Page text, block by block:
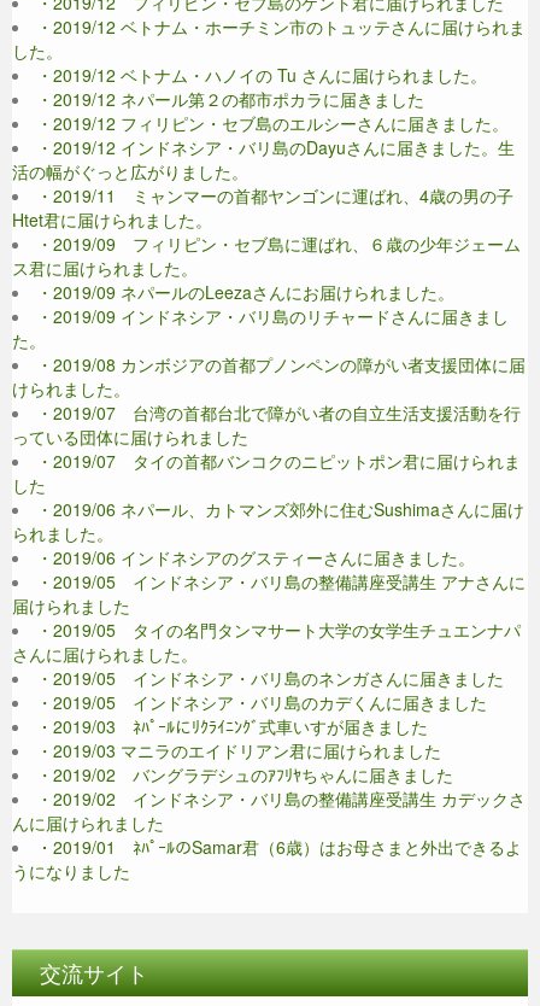
・2019/12 ベトナム・ホーチミン市のトュッテさんに届けられま
した。
・2019/12 ベトナム・ハノイの Tu さんに届けられました。
・2019/12 ネパール第２の都市ポカラに届きました
・2019/12 フィリピン・セブ島のエルシーさんに届きました。
・2019/12 インドネシア・バリ島のDayuさんに届きました。生
活の幅がぐっと広がりました。
・2019/11 ミャンマーの首都ヤンゴンに運ばれ、4歳の男の子
Htet君に届けられました。
・2019/09 フィリピン・セブ島に運ばれ、６歳の少年ジェーム
ス君に届けられました。
・2019/09 ネパールのLeezaさんにお届けられました。
・2019/09 インドネシア・バリ島のリチャードさんに届きまし
た。
・2019/08 カンボジアの首都プノンペンの障がい者支援団体に届
けられました。
・2019/07 台湾の首都台北で障がい者の自立生活支援活動を行
っている団体に届けられました
・2019/07 タイの首都バンコクのニピットポン君に届けられま
した
・2019/06 ネパール、カトマンズ郊外に住むSushimaさんに届け
られました。
・2019/06 インドネシアのグスティーさんに届きました。
・2019/05 インドネシア・バリ島の整備講座受講生 アナさんに
届けられました
・2019/05 タイの名門タンマサート大学の女学生チュエンナパ
さんに届けられました。
・2019/05 インドネシア・バリ島のネンガさんに届きました
・2019/05 インドネシア・バリ島のカデくんに届きました
・2019/03 ﾈﾊﾟｰﾙにﾘｸﾗｲﾆﾝｸﾞ式車いすが届きました
・2019/03 マニラのエイドリアン君に届けられました
・2019/02 バングラデシュのｱﾌﾘﾔちゃんに届きました
・2019/02 インドネシア・バリ島の整備講座受講生 カデックさ
んに届けられました
・2019/01 ﾈﾊﾟｰﾙのSamar君（6歳）はお母さまと外出できるよ
うになりました
交流サイト